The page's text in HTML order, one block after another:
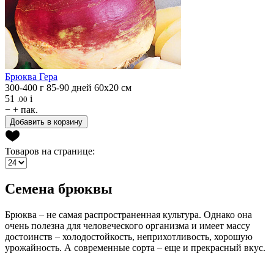
Брюква Гера
300-400 г 85-90 дней 60х20 см
51
.00 i
− + пак.
Добавить в корзину
Товаров на странице:
Семена брюквы
Брюква – не самая распространенная культура. Однако она
очень полезна для человеческого организма и имеет массу
достоинств – холодостойкость, неприхотливость, хорошую
урожайность. А современные сорта – еще и прекрасный вкус.